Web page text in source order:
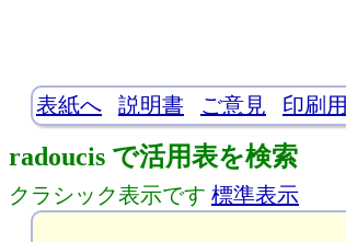
表紙へ 説明書 ご意見 印刷用
radoucis で活用表を検索
クラシック表示です 標準表示